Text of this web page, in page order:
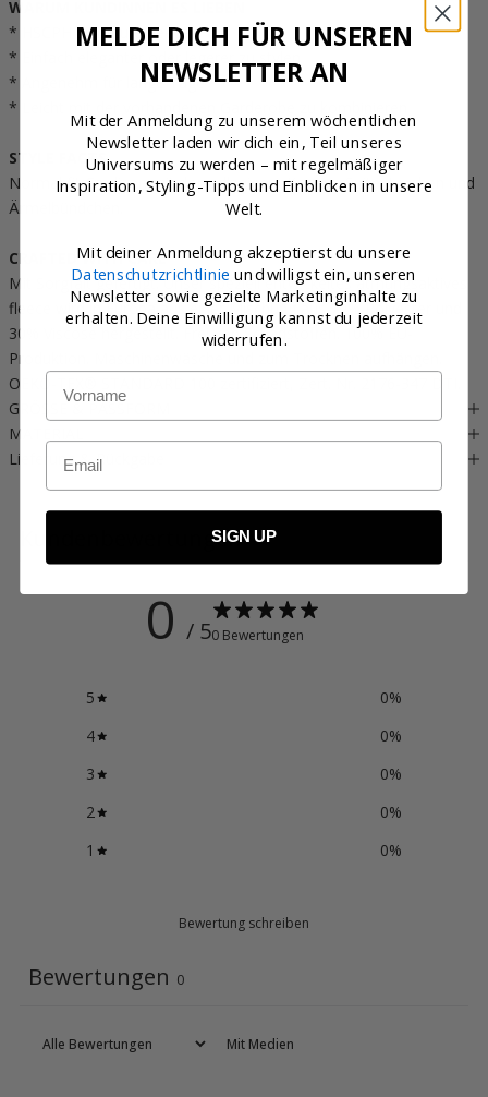
WARUM KUNDINNEN ES LIEBEN
* HSCPH Signature fleece
* Einfach eleganter oder legerer zu stylen
* Angenehm für lange Tage
* Leicht mit der vorhandenen Garderobe zu kombinieren
STYLE FACTS
Normal fit Cardigan mit doppellagigem Kragen, Seitentaschen und
Ärmelbündchen.
CRAFTED WITH CARE
Mit Sorgfalt gefertigt. Unser speziell entwickeltes atmungsaktives
fleece wird in Europa aus einer Mischung aus 70% Polyester und
30% Viscose hergestellt. Frei von Schadstoffen. 100% EU-
Produktion. Maschinenwäsche und zum Trocknen aufhängen.
OEKO-TEX® STANDARD 100 zertifiziert, Zert. Nr. 2176-347 DTI.
GRÖSSE & PASSFORM
MATERIAL
Lieferung & Rückgabe
Kundenbewertungen
0 / 50 Bewertungen
5 0%
4
0%
3
0%
2
0%
1
0%
Bewertung schreiben
Bewertungen 0
Mit Medien
MELDE DICH FÜR UNSEREN
NEWSLETTER AN
Mit der Anmeldung zu unserem wöchentlichen
Newsletter laden wir dich ein, Teil unseres
Universums zu werden – mit regelmäßiger
Inspiration, Styling-Tipps und Einblicken in unsere
Welt.
Mit deiner Anmeldung akzeptierst du unsere
Datenschutzrichtlinie und willigst ein, unseren
Newsletter sowie gezielte Marketinginhalte zu
erhalten. Deine Einwilligung kannst du jederzeit
widerrufen.
Name
Email
SIGN UP